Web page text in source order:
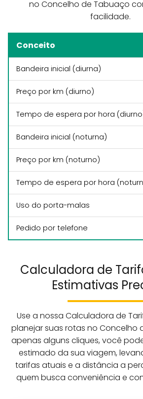
no Concelho de Tabuaço
facilidade.
Conceito
Bandeira inicial (diurna)
Preço por km (diurno)
Tempo de espera por hora
Bandeira inicial (noturna)
Preço por km (noturno)
Tempo de espera por hora
Uso do porta-malas
Pedido por telefone
Calculadora de
Estimativas
Use a nossa Calculadora de
planejar suas rotas no Concelho
apenas alguns cliques, você
estimado da sua viagem,
tarifas atuais e a distância a
quem busca conveniência e